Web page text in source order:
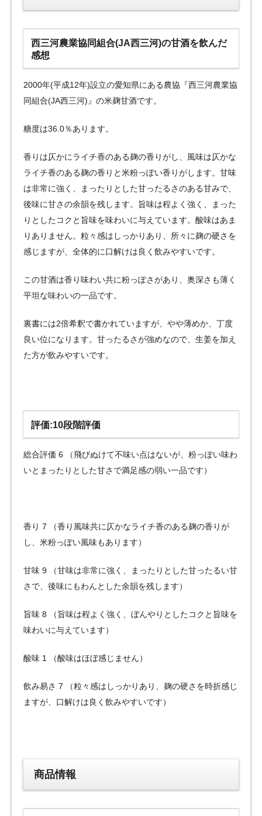
西三河農業協同組合(JA西三河)の甘酒を飲んだ
感想
2000年(平成12年)設立の愛知県にある農協『西三河農業協
同組合(JA西三河)』の米麹甘酒です。
糖度は36.0％あります。
香りは仄かにライチ香のある麹の香りがし、風味は仄かな
ライチ香のある麹の香りと米粉っぽい香りがします。甘味
は非常に強く、まったりとした甘ったるさのある甘みで、
後味に甘さの余韻を残します。旨味は程よく強く、まった
りとしたコクと旨味を味わいに与えています。酸味はあま
りありません。粒々感はしっかりあり、所々に麹の硬さを
感じますが、全体的に口解けは良く飲みやすいです。
この甘酒は香り味わい共に粉っぽさがあり、奥深さも薄く
平坦な味わいの一品です。
裏書には2倍希釈で書かれていますが、やや薄めか、丁度
良い位になります。甘ったるさが強めなので、生姜を加え
た方が飲みやすいです。
評価:10段階評価
総合評価 6 （飛びぬけて不味い点はないが、粉っぽい味わ
いとまったりとした甘さで満足感の弱い一品です）
香り 7 （香り風味共に仄かなライチ香のある麹の香りが
し、米粉っぽい風味もあります）
甘味 9 （甘味は非常に強く、まったりとした甘ったるい甘
さで、後味にもわんとした余韻を残します）
旨味 8 （旨味は程よく強く、ぼんやりとしたコクと旨味を
味わいに与えています）
酸味 1 （酸味はほぼ感じません）
飲み易さ 7 （粒々感はしっかりあり、麹の硬さを時折感じ
ますが、口解けは良く飲みやすいです）
商品情報